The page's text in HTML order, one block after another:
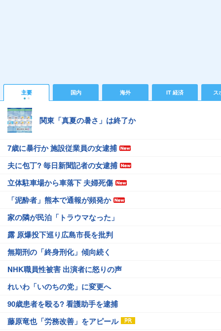
主要 国内 海外 IT 経済 ス
関東「真夏の暑さ」は終了か
7歳に暴行か 施設従業員の女逮捕
夫に包丁? 毎日新聞記者の女逮捕
立体駐車場から車落下 夫婦死傷
「泥酔者」熊本で通報が頻発か
家の隣が民泊「トラウマなった」
露 原爆投下巡り広島市長を批判
無期刑の「終身刑化」傾向続く
NHK職員性被害 出演者に怒りの声
れいわ「いのちの党」に変更へ
90歳患者を殴る? 看護助手を逮捕
藤原竜也「労務改善」をアピール